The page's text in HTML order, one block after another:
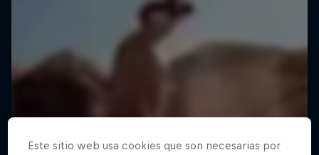
Este sitio web usa cookies que son necesarias por